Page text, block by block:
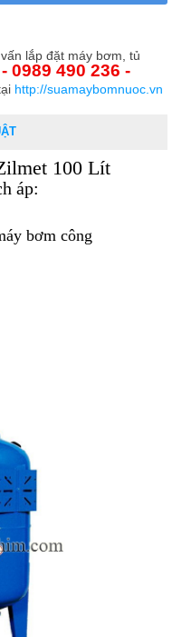
lắp đặt máy bơm, tủ
0989 490 236 -
http://suamaybomnuoc.vn
100 Lít
áp:
bơm công